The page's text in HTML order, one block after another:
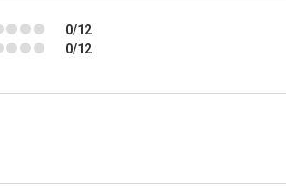
0/12
0/12